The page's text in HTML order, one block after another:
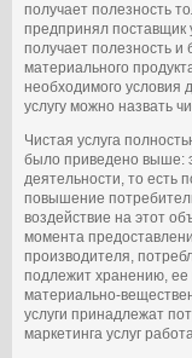
получает полезность
предпринял поставщик
получает полезность и
материального
необходимого условия
услугу можно назвать
Чистая услуга
было приведено выше:
деятельности, то есть
повышение
воздействие на этот
момента
производителя,
подлежит хранению, ее
материально-
услуги принадлежат
маркетинга услуг